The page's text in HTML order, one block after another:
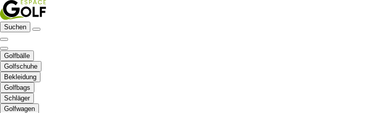
Suchen
Golfbälle
Golfschuhe
Bekleidung
Golfbags
Schläger
Golfwagen